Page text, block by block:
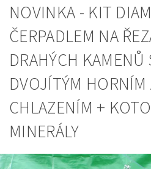
NOVINKA - KIT
ČERPADLEM NA
DRAHÝCH KAMENŮ
DVOJÍTÝM
CHLAZENÍM +
MINERÁLY